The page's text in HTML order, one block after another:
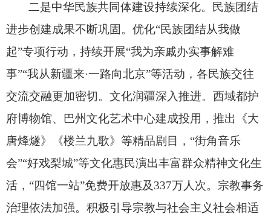
二是中华民族共同体建设持续深化。
民族团结
进步创建成果不断巩固。 优化“民族团结从我做
起”专项行动， 持续开展“我为亲戚办实事解难
事”“我从新疆来·一路向北京”等活动， 各民族交往
交流交融更加密切。 文化润疆深入推进。 西域都护
府博物馆、
巴州文化艺术中心建成投用， 推出《大
唐烽燧》《楼兰九歌》等精品剧目， “街角音乐
会”“好戏梨城”等文化惠民演出丰富群众精神文化生
活， “四馆一站”免费开放惠及337万人次。 宗教事务
治理依法加强。 积极引导宗教与社会主义社会相适